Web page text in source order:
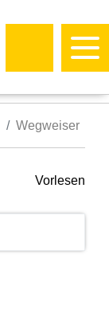
Wegweiser
Vorlesen